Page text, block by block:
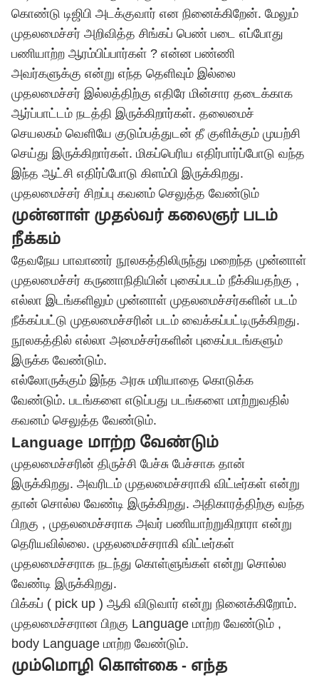
கொண்டு டிஜிபி அடக்குவார் என நினைக்கிறேன். மேலும்
முதலமைச்சர் அறிவித்த சிங்கப் பெண் படை எப்போது
பணியாற்ற ஆரம்பிப்பார்கள் ? என்ன பண்ணி
அவர்களுக்கு என்று எந்த தெளிவும் இல்லை
முதலமைச்சர் இல்லத்திற்கு எதிரே மின்சார தடைக்காக
ஆர்ப்பாட்டம் நடத்தி இருக்கிறார்கள். தலைமைச்
செயலகம் வெளியே குடும்பத்துடன் தீ குளிக்கும் முயற்சி
செய்து இருக்கிறார்கள். மிகப்பெரிய எதிர்பார்ப்போடு வந்த
இந்த ஆட்சி எதிர்ப்போடு கிளம்பி இருக்கிறது.
முதலமைச்சர் சிறப்பு கவனம் செலுத்த வேண்டும்
முன்னாள் முதல்வர் கலைஞர் படம்
நீக்கம்
தேவநேய பாவாணர் நூலகத்திலிருந்து மறைந்த முன்னாள்
முதலமைச்சர் கருணாநிதியின் புகைப்படம் நீக்கியதற்கு ,
எல்லா இடங்களிலும் முன்னாள் முதலமைச்சர்களின் படம்
நீக்கப்பட்டு முதலமைச்சரின் படம் வைக்கப்பட்டிருக்கிறது.
நூலகத்தில் எல்லா அமைச்சர்களின் புகைப்படங்களும்
இருக்க வேண்டும்.
எல்லோருக்கும் இந்த அரசு மரியாதை கொடுக்க
வேண்டும். படங்களை எடுப்பது படங்களை மாற்றுவதில்
கவனம் செலுத்த வேண்டும்.
Language மாற்ற வேண்டும்
முதலமைச்சரின் திருச்சி பேச்சு பேச்சாக தான்
இருக்கிறது. அவரிடம் முதலமைச்சராகி விட்டீர்கள் என்று
தான் சொல்ல வேண்டி இருக்கிறது. அதிகாரத்திற்கு வந்த
பிறகு , முதலமைச்சராக அவர் பணியாற்றுகிறாரா என்று
தெரியவில்லை. முதலமைச்சராகி விட்டீர்கள்
முதலமைச்சராக நடந்து கொள்ளுங்கள் என்று சொல்ல
வேண்டி இருக்கிறது.
பிக்கப் ( pick up ) ஆகி விடுவார் என்று நினைக்கிறோம்.
முதலமைச்சரான பிறகு Language மாற்ற வேண்டும் ,
body Language மாற்ற வேண்டும்.
மும்மொழி கொள்கை - எந்த